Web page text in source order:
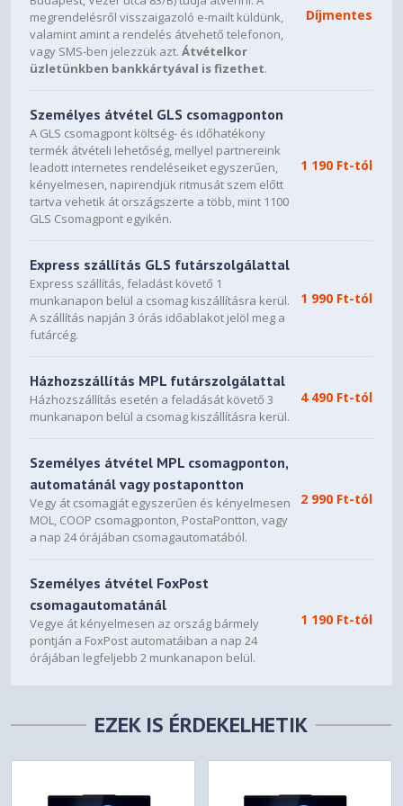
DESIGN
Display
14" WUXGA (1920x1200)
OLED 400nits Glossy / Anti-
fingerprint, 100% DCI-P3,
60Hz, Dolby Vision®, TÜV Low
Blue Light, DisplayHDR™ True
Black 500, Glass, Touch
Touchscreen OGM, 10-point Multi-touch
Keyboard Backlit, Hungarian
Buttonless glass-like Mylar®
surface multi-touch touchpad,
(PTP), 75 x 120 mm (2.95 x
4.72 inches)
Case Color Tidal Teal
Surface Treatment
Aluminium Stamping (Anodized
with Sandblasting)
Case Material
Aluminium (Top), Aluminium
(Bottom)
Pen
Pen Upgradable (Purchase
Dimensions (WxDxH)
317.72 x 222.13 x 16.64 mm
(12.51 x 8.75 x 0.66 inches)
Operating System
Hungarian / English
megrendelésről visszaigazoló e-mailt küldünk,
valamint amint a rendelés átvehető telefonon,
vagy SMS-ben jelezzük azt.Átvételkor
üzletünkben bankkártyával is fizethet.
Díjmentes
Személyes átvétel GLS csomagponton
A GLS csomagpont költség- és időhatékony
termék átvételi lehetőség, mellyel partnereink
leadott internetes rendeléseiket egyszerűen,
kényelmesen, napirendjük ritmusát szem előtt
tartva vehetik át országszerte a több, mint 1100
GLS Csomagpont egyikén.
1 190 Ft-tól
Express szállítás GLS futárszolgálattal
Express szállítás, feladást követő 1
munkanapon belül a csomag kiszállításra kerül.
A szállítás napján 3 órás időablakot jelöl meg a
futárcég.
1 990 Ft-tól
Házhozszállítás MPL futárszolgálattal
Házhozszállítás esetén a feladását követő 3
munkanapon belül a csomag kiszállításra kerül.
4 490 Ft-tól
Személyes átvétel MPL csomagponton,
automatánál vagy postapontton
Vegy át csomagját egyszerűen és kényelmesen
MOL, COOP csomagponton, PostaPontton, vagy
a nap 24 órájában csomagautomatából.
2 990 Ft-tól
Személyes átvétel FoxPost
csomagautomatánál
Vegye át kényelmesen az ország bármely
pontján a FoxPost automatáiban a nap 24
órájában legfeljebb 2 munkanapon belül.
1 190 Ft-tól
EZEK IS ÉRDEKELHETIK